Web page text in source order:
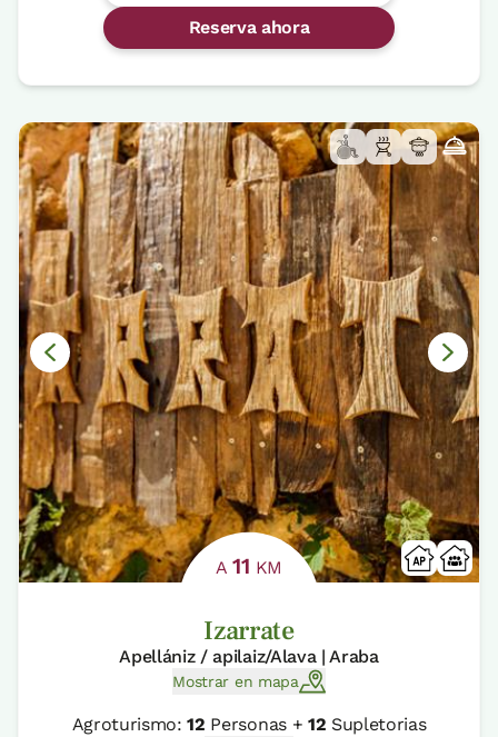
Reserva ahora
A11 KM
Izarrate
Apellániz / apilaiz/Alava | Araba
Mostrar en mapa
Agroturismo:12 Personas + 12 Supletorias